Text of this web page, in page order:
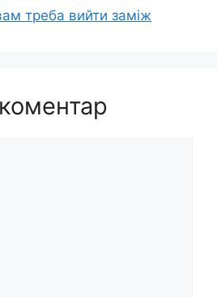
треба вийти заміж